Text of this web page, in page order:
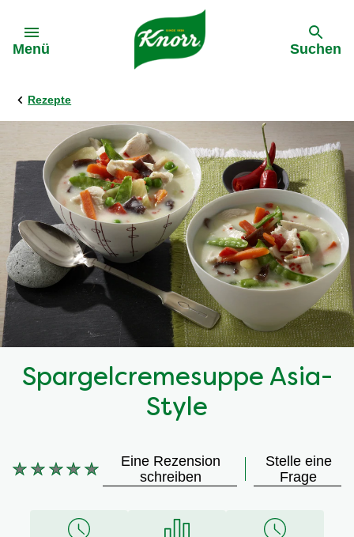
Menü Suchen
Rezepte
Spargelcremesuppe Asia-
Style
Keine
Eine Rezension
schreiben
Stelle eine
Frage